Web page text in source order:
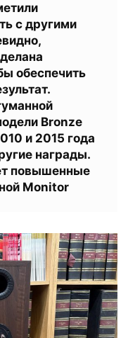
с другими
обеспечить
Bronze
и 2015 года
награды.
повышенные
Monitor